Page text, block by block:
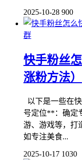
2025-10-28 900
群
快手粉丝
涨粉方法）
以下是一些在
号定位**：确定
游、游戏等，打
如专注美食...
2025-10-17 1030